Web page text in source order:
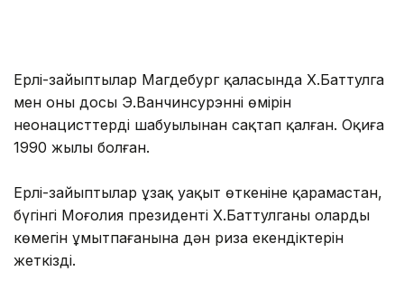
Ерлі-зайыптылар Магдебург қаласында Х.Баттулга
мен оның досы Э.Ванчинсурэннің өмірін
неонацисттердің шабуылынан сақтап қалған. Оқиға
1990 жылы болған.
Ерлі-зайыптылар ұзақ уақыт өткеніне қарамастан,
бүгінгі Моңғолия президенті Х.Баттулганың олардың
көмегін ұмытпағанына дән риза екендіктерін
жеткізді.